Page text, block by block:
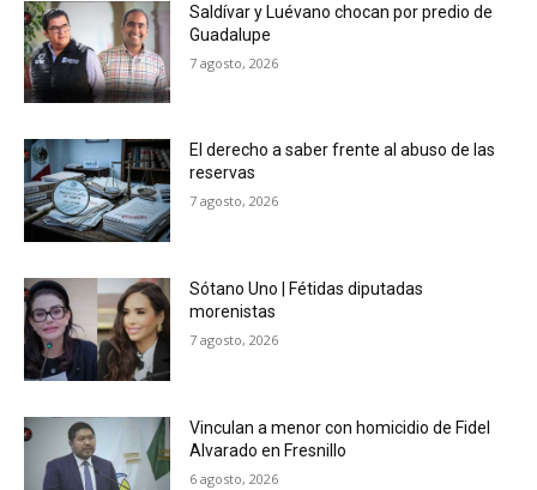
Saldívar y Luévano chocan por predio de
Guadalupe
7 agosto, 2026
El derecho a saber frente al abuso de las
reservas
7 agosto, 2026
Sótano Uno | Fétidas diputadas
morenistas
7 agosto, 2026
Vinculan a menor con homicidio de Fidel
Alvarado en Fresnillo
6 agosto, 2026